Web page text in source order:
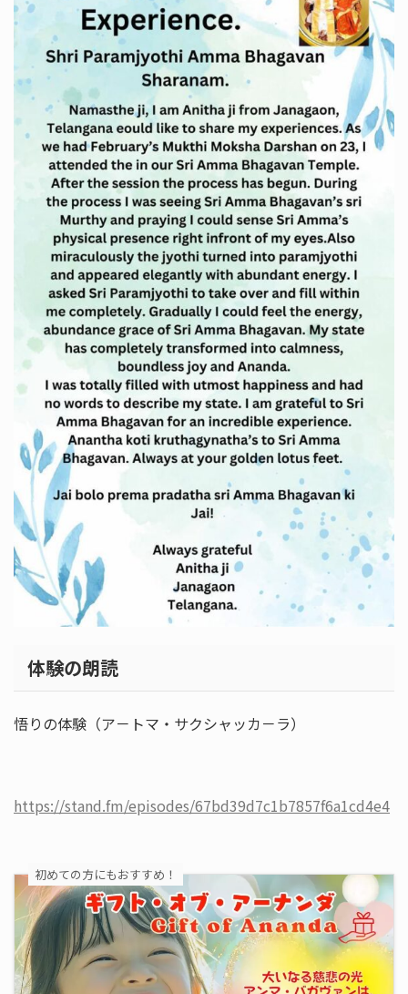
体験の朗読
悟りの体験（ア－トマ・サクシャッカ－ラ）
https://stand.fm/episodes/67bd39d7c1b7857f6a1cd4e4
初めての方にもおすすめ！